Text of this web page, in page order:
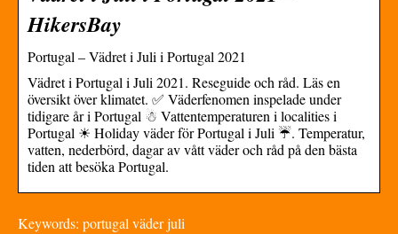
HikersBay
Portugal – Vädret i Juli i Portugal 2021
Vädret i Portugal i Juli 2021. Reseguide och råd. Läs en
översikt över klimatet. ✅ Väderfenomen inspelade under
tidigare år i Portugal ☃ Vattentemperaturen i localities i
Portugal ☀ Holiday väder för Portugal i Juli ☔. Temperatur,
vatten, nederbörd, dagar av vått väder och råd på den bästa
tiden att besöka Portugal.
Keywords: portugal väder juli